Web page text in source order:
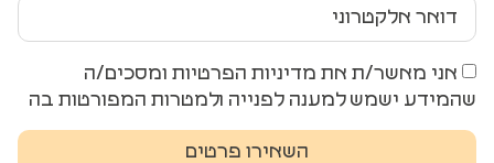
אני מאשר/ת את מדיניות הפרטיות ומסכים/ה
שהמידע ישמש למענה לפנייה ולמטרות המפורטות בה
השאירו פרטים